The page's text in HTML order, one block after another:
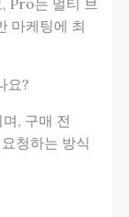
마케팅에 최
요?
, 구매 전
청하는 방식